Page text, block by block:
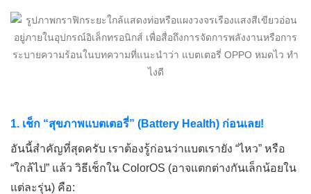
1. เช็ก “สุขภาพแบตเตอรี่” (Battery Health) ก่อนเลย!
อันนี้สำคัญที่สุดครับ เราต้องรู้ก่อนว่าแบตเรายัง “ไหว” หรือ
“ใกล้ไป” แล้ว วิธีเช็กใน ColorOS (อาจแตกต่างกันเล็กน้อยใน
แต่ละรุ่น) คือ: